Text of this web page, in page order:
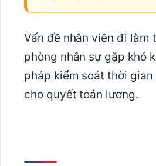
Vấn đề nhân viên đi làm
phòng nhân sự gặp khó
pháp kiểm soát thời
cho quyết toán lương.